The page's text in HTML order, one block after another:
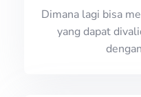
Dimana lagi bisa
yang dapat